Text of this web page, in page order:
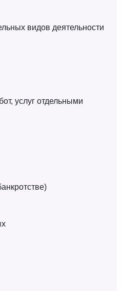
видов деятельности
услуг отдельными